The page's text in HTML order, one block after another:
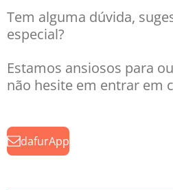
Tem alguma dúvida,
especial?
Estamos ansiosos para
não hesite em entrar em
dafurApp